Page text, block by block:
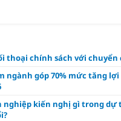
thoại chính sách với
ngành góp 70% mức tăng
nghiệp kiến nghị gì trong dự